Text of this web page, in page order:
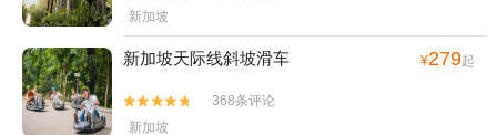
新加坡
新加坡天际线斜坡滑车 ¥279起


368条评论
新加坡